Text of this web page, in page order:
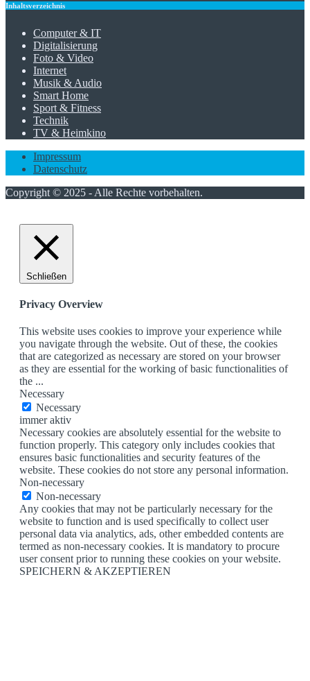
Inhaltsverzeichnis
Computer & IT
Digitalisierung
Foto & Video
Internet
Musik & Audio
Smart Home
Sport & Fitness
Technik
TV & Heimkino
Impressum
Datenschutz
Copyright © 2025 - Alle Rechte vorbehalten.
Schließen
Privacy Overview
This website uses cookies to improve your experience while
you navigate through the website. Out of these, the cookies
that are categorized as necessary are stored on your browser
as they are essential for the working of basic functionalities of
the ...
Necessary
Necessary
immer aktiv
Necessary cookies are absolutely essential for the website to
function properly. This category only includes cookies that
ensures basic functionalities and security features of the
website. These cookies do not store any personal information.
Non-necessary
Non-necessary
Any cookies that may not be particularly necessary for the
website to function and is used specifically to collect user
personal data via analytics, ads, other embedded contents are
termed as non-necessary cookies. It is mandatory to procure
user consent prior to running these cookies on your website.
SPEICHERN & AKZEPTIEREN